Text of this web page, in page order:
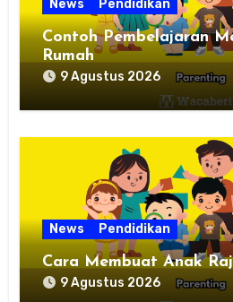
News Pendidikan
Contoh Pembelajaran
Rumah
9 Agustus 2026
News Pendidikan
Cara Membuat Anak
9 Agustus 2026